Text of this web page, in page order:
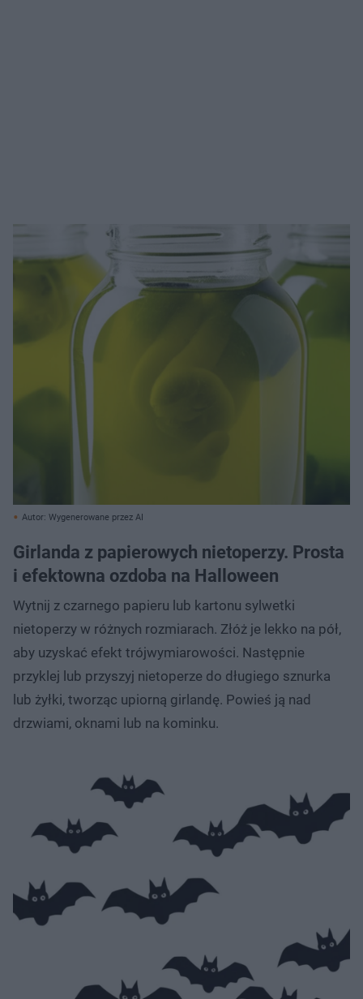
Autor: Wygenerowane przez AI
Girlanda z papierowych nietoperzy. Prosta
i efektowna ozdoba na Halloween
Wytnij z czarnego papieru lub kartonu sylwetki
nietoperzy w różnych rozmiarach. Złóż je lekko na pół,
aby uzyskać efekt trójwymiarowości. Następnie
przyklej lub przyszyj nietoperze do długiego sznurka
lub żyłki, tworząc upiorną girlandę. Powieś ją nad
drzwiami, oknami lub na kominku.